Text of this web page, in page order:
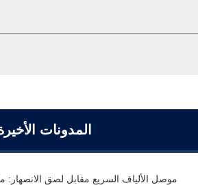
المدونات
موصل الألياف السريع مقابل لصق الانصهار: